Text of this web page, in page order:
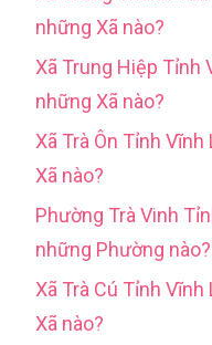
những Xã nào?
Xã Trung Hiệp Tỉnh
những Xã nào?
Xã Trà Ôn Tỉnh
Xã nào?
Phường Trà Vinh
những Phường nào?
Xã Trà Cú Tỉnh
Xã nào?